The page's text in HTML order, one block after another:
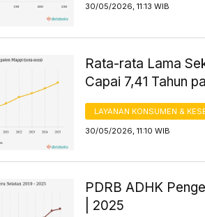
30/05/2026, 11:13 WIB
Rata-rata Lama
Capai 7,41 Tahun
LAYANAN KONSUMEN &
30/05/2026, 11:10 WIB
PDRB ADHK
| 2025